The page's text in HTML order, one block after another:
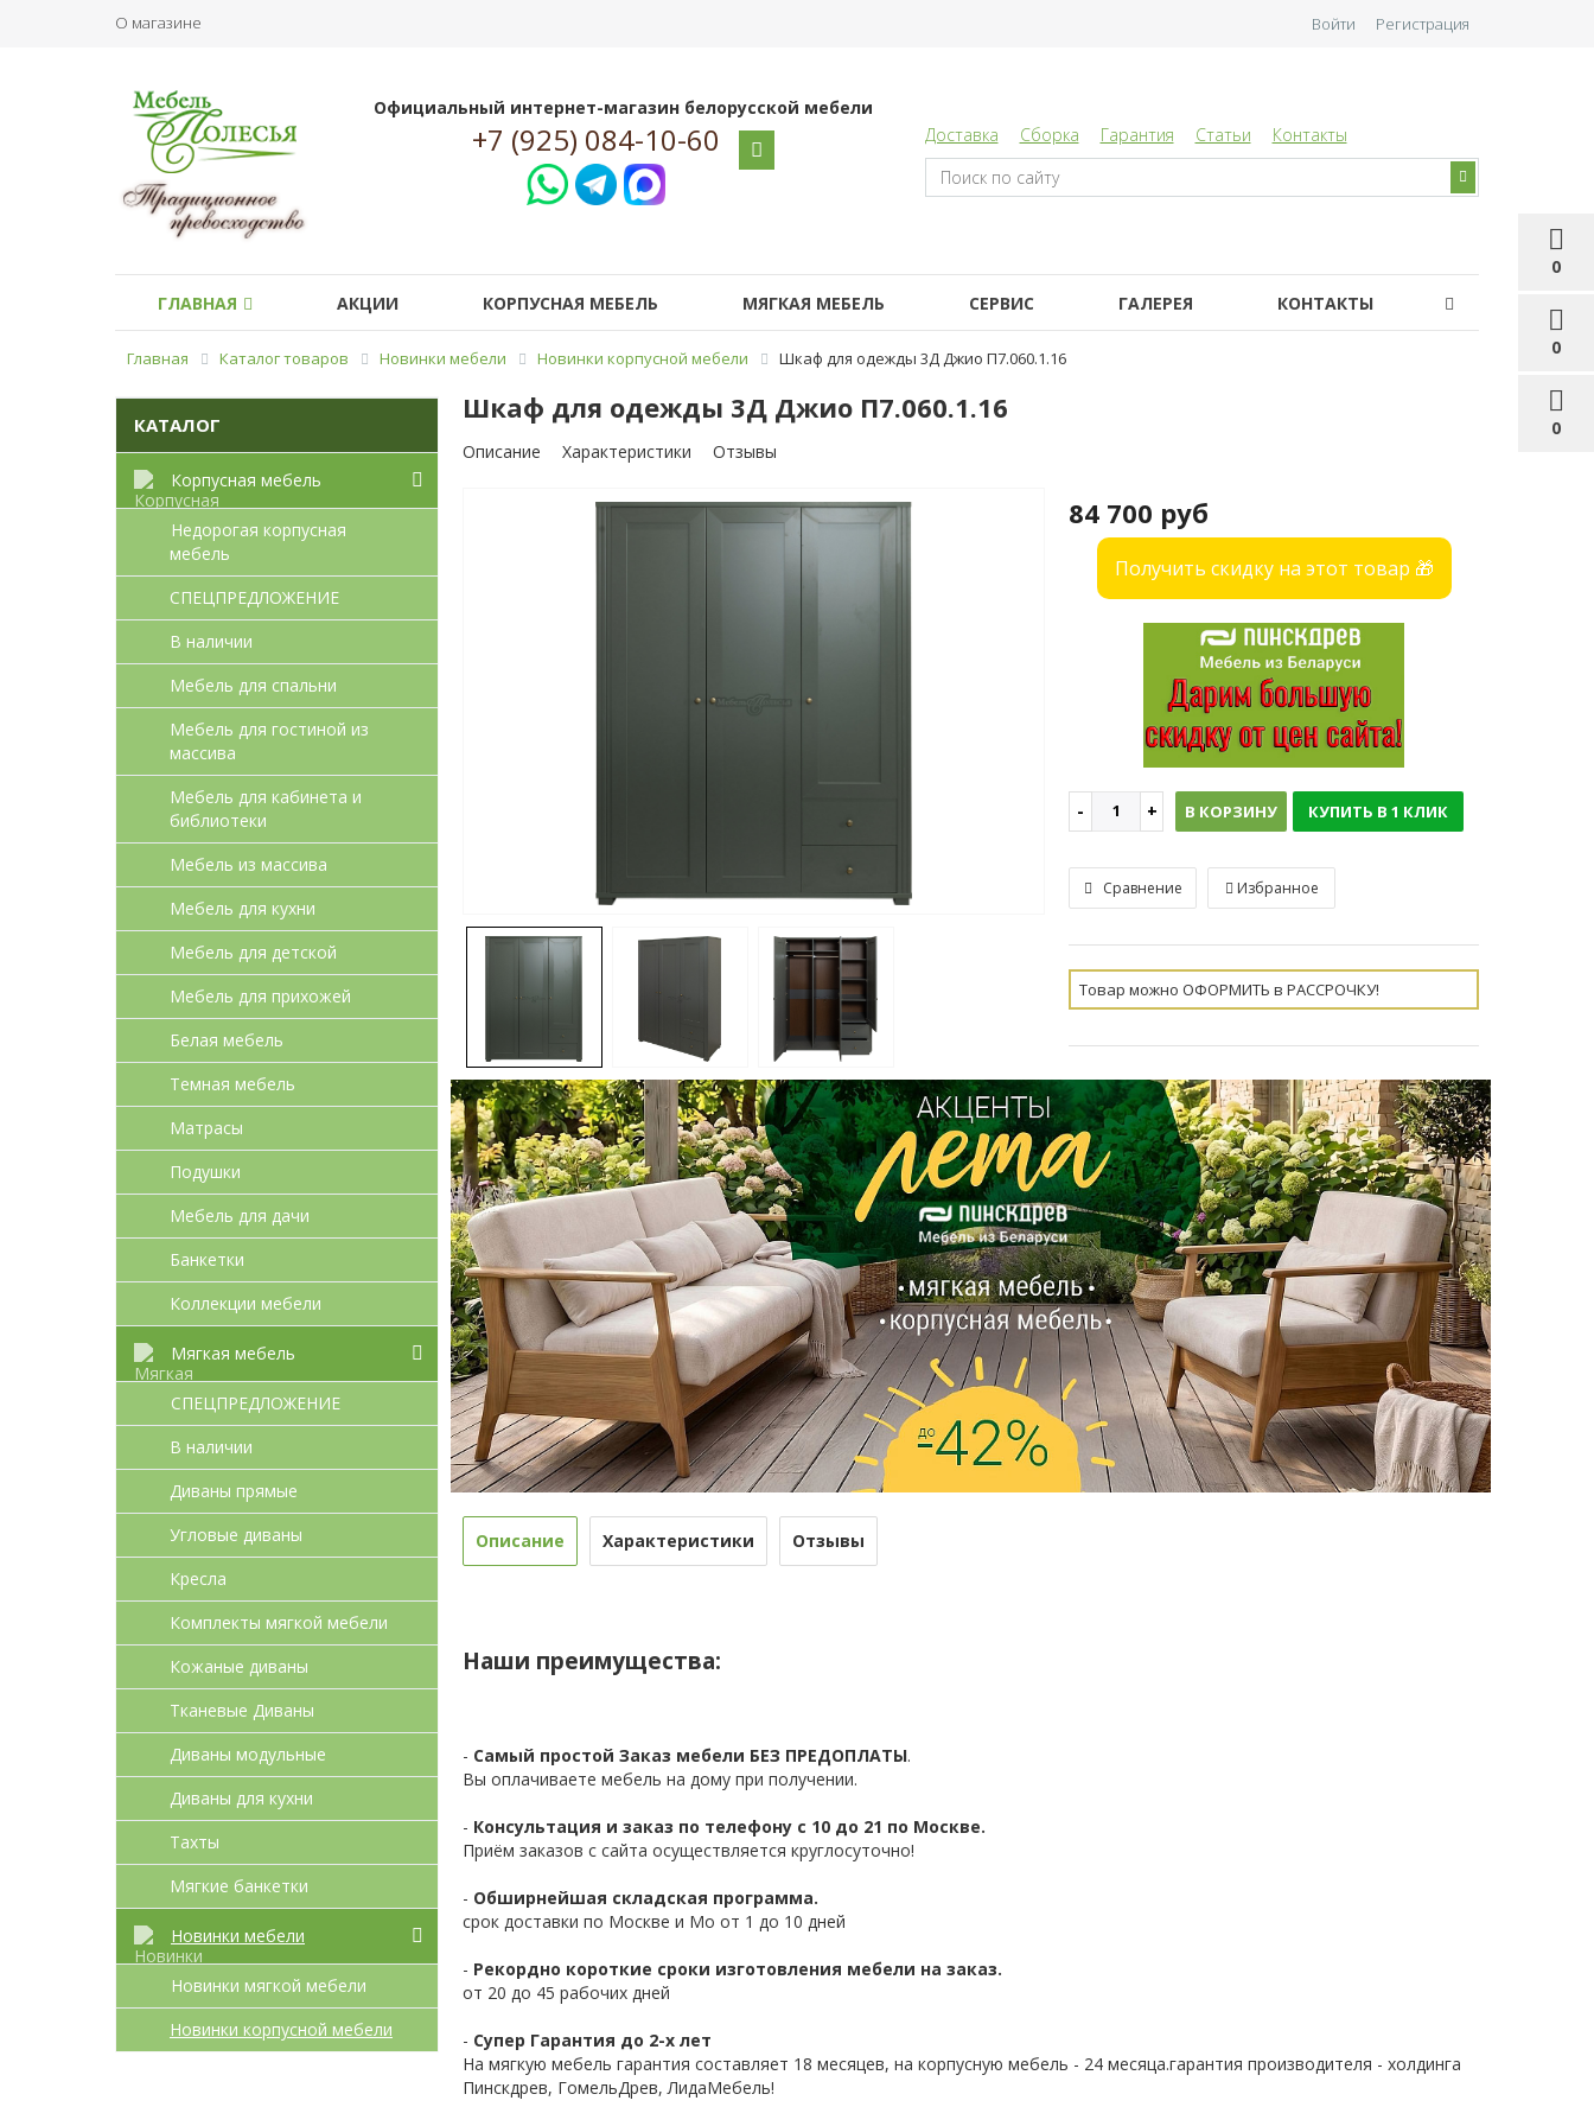
О магазине
0
0
0
Войти Регистрация
Официальный интернет-магазин белорусской мебели
+7 (925) 084-10-60 Доставка Сборка Гарантия Статьи Контакты
ГЛАВНАЯ АКЦИИ КОРПУСНАЯ МЕБЕЛЬ МЯГКАЯ МЕБЕЛЬ СЕРВИС ГАЛЕРЕЯ КОНТАКТЫ
Главная Каталог товаров Новинки мебели Новинки корпусной мебели Шкаф для одежды 3Д Джио П7.060.1.16
КАТАЛОГ
Корпусная мебель
Недорогая корпусная
мебель
СПЕЦПРЕДЛОЖЕНИЕ
В наличии
Мебель для спальни
Мебель для гостиной из
массива
Мебель для кабинета и
библиотеки
Мебель из массива
Мебель для кухни
Мебель для детcкой
Мебель для прихожей
Белая мебель
Темная мебель
Матрасы
Подушки
Мебель для дачи
Банкетки
Коллекции мебели
Мягкая мебель
СПЕЦПРЕДЛОЖЕНИЕ
В наличии
Диваны прямые
Угловые диваны
Кресла
Комплекты мягкой мебели
Кожаные диваны
Тканевые Диваны
Диваны модульные
Диваны для кухни
Тахты
Мягкие банкетки
Новинки мебели
Новинки мягкой мебели
Новинки корпусной мебели
Шкаф для одежды 3Д Джио П7.060.1.16
Описание Характеристики Отзывы
84 700 руб
Получить скидку на этот товар 🎁
В КОРЗИНУ КУПИТЬ В 1 КЛИК
Сравнение Избранное
Товар можно ОФОРМИТЬ в РАССРОЧКУ!
Описание Характеристики Отзывы
Наши преимущества:
- Самый простой Заказ мебели БЕЗ ПРЕДОПЛАТЫ.
Вы оплачиваете мебель на дому при получении.
- Консультация и заказ по телефону с 10 до 21 по Москве.
Приём заказов с сайта осуществляется круглосуточно!
- Обширнейшая складская программа.
срок доставки по Москве и Мо от 1 до 10 дней
- Рекордно короткие сроки изготовления мебели на заказ.
от 20 до 45 рабочих дней
- Супер Гарантия до 2-х лет
На мягкую мебель гарантия составляет 18 месяцев, на корпусную мебель - 24 месяца.гарантия производителя - холдинга
Пинскдрев, ГомельДрев, ЛидаМебель!